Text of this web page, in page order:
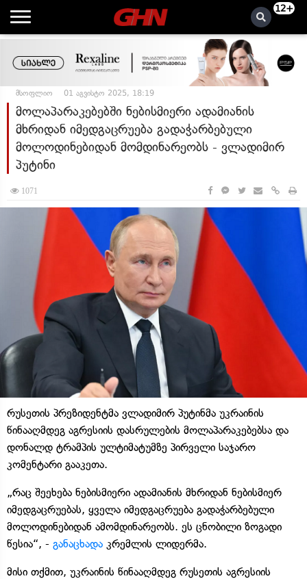
12+
მსოფლიო 01 აგვისტო 2025, 18:19
მოლაპარაკებებში ნებისმიერი ადამიანის
მხრიდან იმედგაცრუება გადაჭარბებული
მოლოდინებიდან მომდინარეობს - ვლადიმირ
პუტინი
1071
რუსეთის პრეზიდენტმა ვლადიმირ პუტინმა უკრაინის
წინააღმდეგ აგრესიის დასრულების მოლაპარაკებებსა და
დონალდ ტრამპის ულტიმატუმზე პირველი საჯარო
კომენტარი გააკეთა.
„რაც შეეხება ნებისმიერი ადამიანის მხრიდან ნებისმიერ
იმედგაცრუებას, ყველა იმედგაცრუება გადაჭარბებული
მოლოდინებიდან ამომდინარეობს. ეს ცნობილი ზოგადი
წესია“, - განაცხადა კრემლის ლიდერმა.
მისი თქმით, უკრაინის წინააღმდეგ რუსეთის აგრესიის